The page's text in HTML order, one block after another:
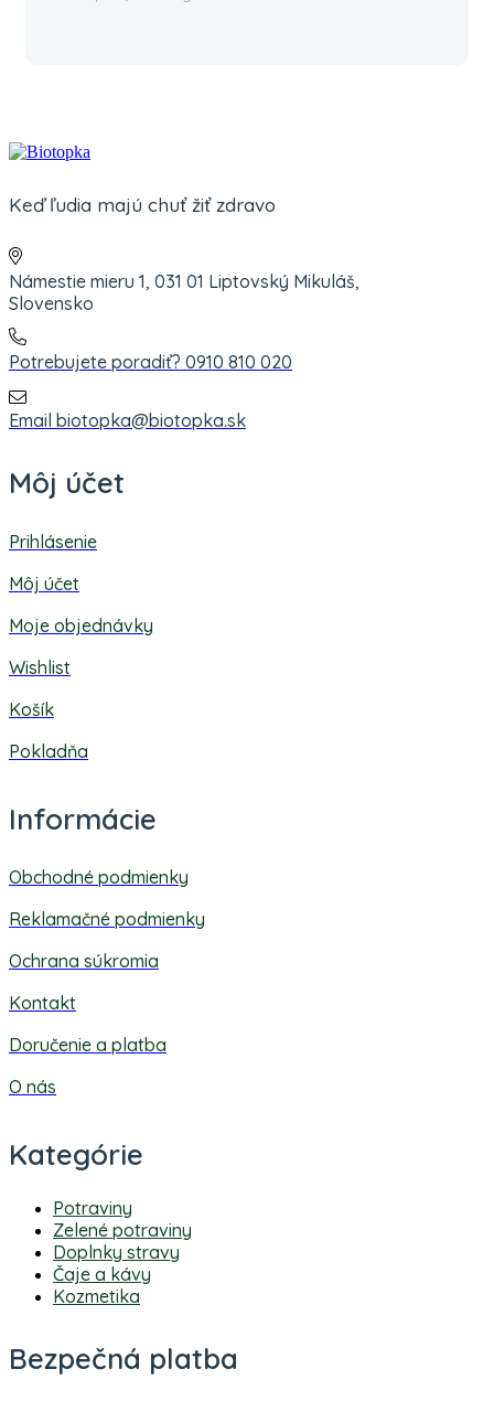
Keď ľudia majú chuť žiť zdravo
Námestie mieru 1, 031 01 Liptovský Mikuláš,
Slovensko
Potrebujete poradiť? 0910 810 020
Email biotopka@biotopka.sk
Môj účet
Prihlásenie
Môj účet
Moje objednávky
Wishlist
Košík
Pokladňa
Informácie
Obchodné podmienky
Reklamačné podmienky
Ochrana súkromia
Kontakt
Doručenie a platba
O nás
Kategórie
Potraviny
Zelené potraviny
Doplnky stravy
Čaje a kávy
Kozmetika
Bezpečná platba